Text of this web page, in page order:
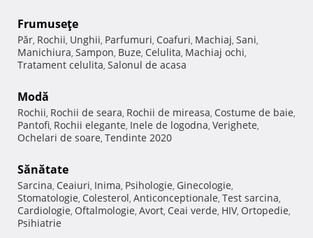
Frumuseţe
Păr, Rochii, Unghii, Parfumuri, Coafuri, Machiaj, Sani,
Manichiura, Sampon, Buze, Celulita, Machiaj ochi,
Tratament celulita, Salonul de acasa
Modă
Rochii, Rochii de seara, Rochii de mireasa, Costume de baie,
Pantofi, Rochii elegante, Inele de logodna, Verighete,
Ochelari de soare, Tendinte 2020
Sănătate
Sarcina, Ceaiuri, Inima, Psihologie, Ginecologie,
Stomatologie, Colesterol, Anticonceptionale, Test sarcina,
Cardiologie, Oftalmologie, Avort, Ceai verde, HIV, Ortopedie,
Psihiatrie